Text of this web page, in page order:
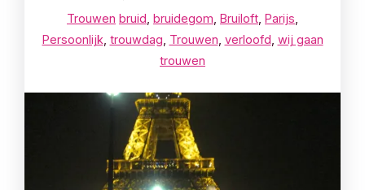
Trouwen bruid bruidegom Bruiloft Parijs
Persoonlijk trouwdag Trouwen verloofd wij gaan
trouwen